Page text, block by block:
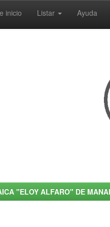
inicio Listar Ayuda
"ELOY ALFARO" DE